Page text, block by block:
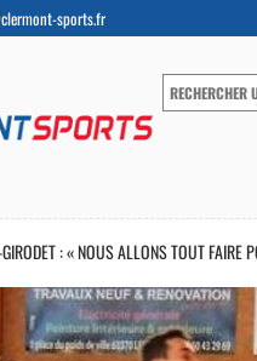
sports.fr
: « NOUS ALLONS TOUT FAIRE